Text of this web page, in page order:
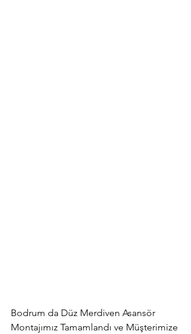
Bodrum da Düz Merdiven Asansör
Montajımız Tamamlandı ve Müşterimize